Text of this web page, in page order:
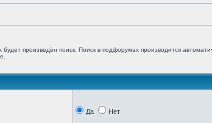
произведён поиск. Поиск в подфорумах производится
Да Нет